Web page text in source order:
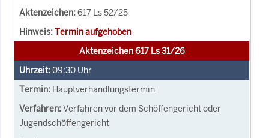
617 Ls 52/25
Termin aufgehoben
Aktenzeichen 617 Ls 31/26
09:30 Uhr
Hauptverhandlungstermin
Verfahren vor dem Schöffengericht oder
Jugendschöffengericht